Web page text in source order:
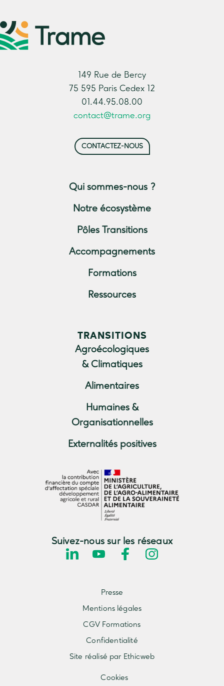
149 Rue de Bercy
75 595 Paris Cedex 12
01.44.95.08.00
contact@trame.org
CONTACTEZ-NOUS
Qui sommes-nous ?
Notre écosystème
Pôles Transitions
Accompagnements
Formations
Ressources
TRANSITIONS
Agroécologiques
& Climatiques
Alimentaires
Humaines &
Organisationnelles
Externalités positives
Suivez-nous sur les réseaux
Cookies
Presse
Mentions légales
CGV Formations
Confidentialité
Site réalisé par Ethicweb